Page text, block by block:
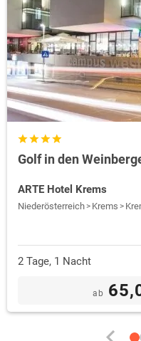
Golf in den
ARTE Hotel Krems
Niederösterreich Krems
2 Tage, 1 Nacht
ab